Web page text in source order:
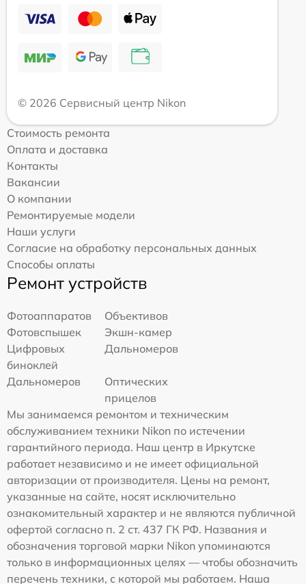
© 2026 Сервисный центр Nikon
Стоимость ремонта
Оплата и доставка
Контакты
Вакансии
О компании
Ремонтируемые модели
Наши услуги
Согласие на обработку персональных данных
Способы оплаты
Ремонт устройств
Фотоаппаратов
Объективов
Фотовспышек
Экшн-камер
Цифровых
биноклей
Дальномеров
Дальномеров
Оптических
прицелов
Мы занимаемся ремонтом и техническим
обслуживанием техники Nikon по истечении
гарантийного периода. Наш центр в Иркутске
работает независимо и не имеет официальной
авторизации от производителя. Цены на ремонт,
указанные на сайте, носят исключительно
ознакомительный характер и не являются публичной
офертой согласно п. 2 ст. 437 ГК РФ. Названия и
обозначения торговой марки Nikon упоминаются
только в информационных целях — чтобы обозначить
перечень техники, с которой мы работаем. Наша